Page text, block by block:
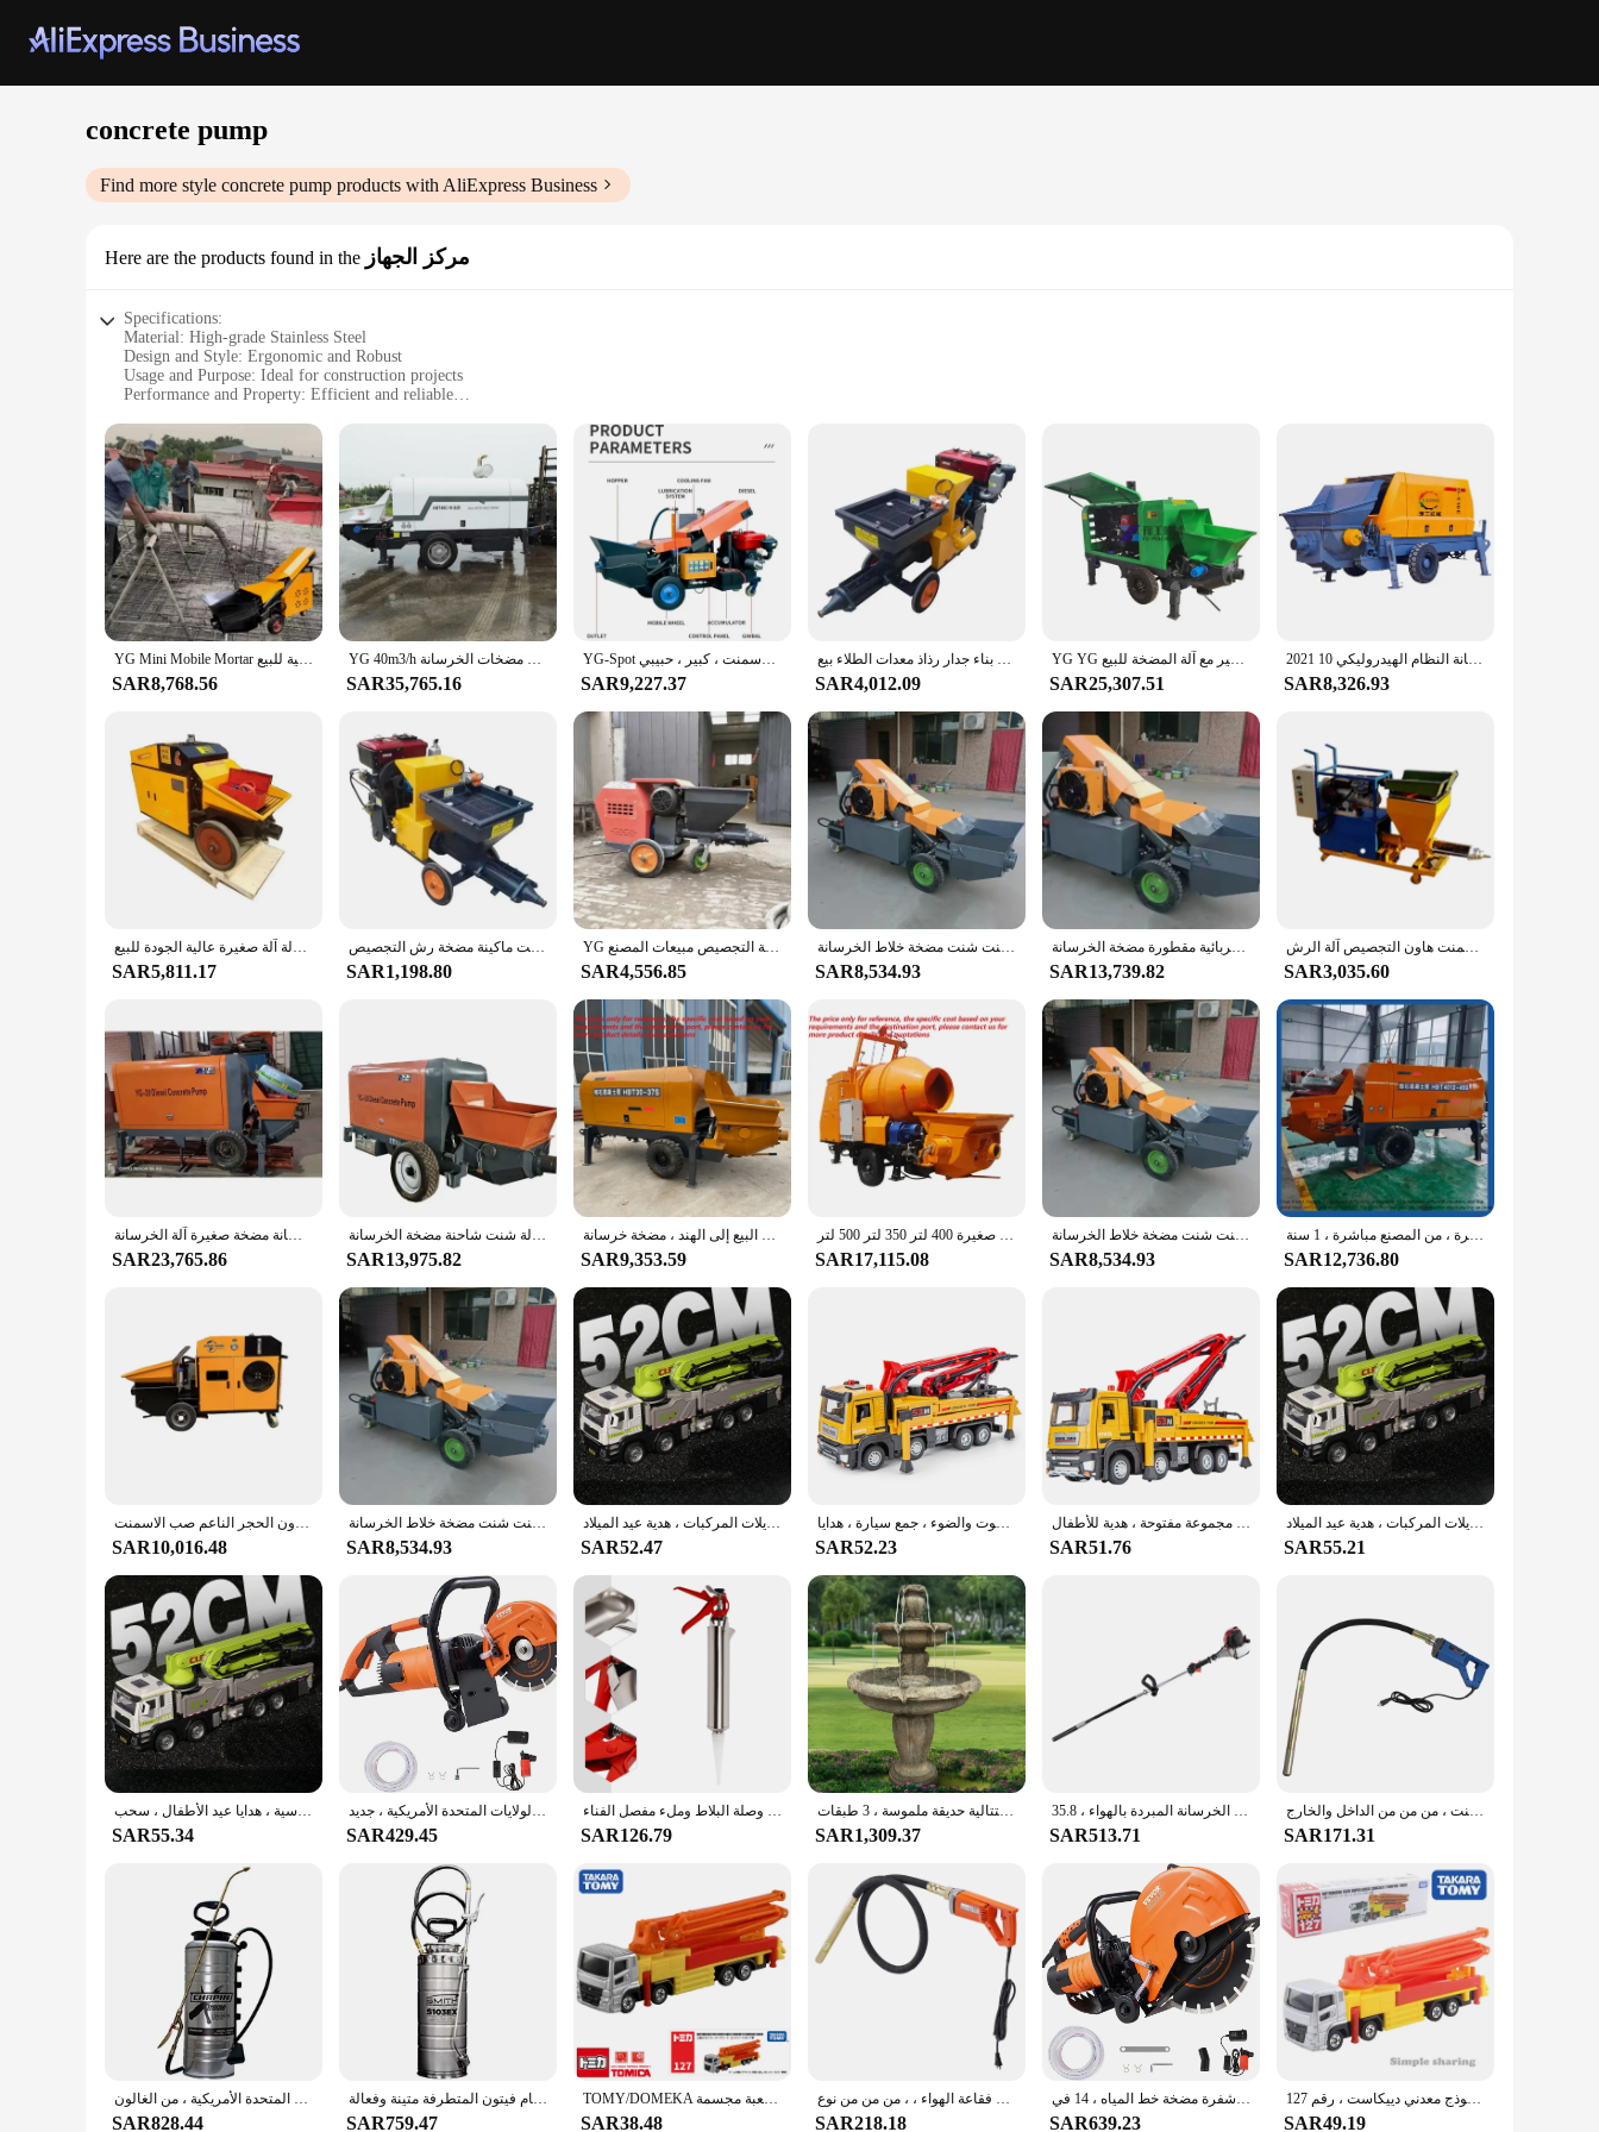
concrete pump
Find more style concrete pump products with AliExpress Business
Here are the products found in the مركز الجهاز
Specifications:
Material: High-grade Stainless Steel
Design and Style: Ergonomic and Robust
Usage and Purpose: Ideal for construction projects
Performance and Property: Efficient and reliable
Typical Adaptive Scenario: Suitable for various construction sites
Features:
|Wholesale|
**Unmatched Durability and Performance**
Crafted from high-grade stainless steel, this concrete pump is designed to withstand the rigors of construction environments. Its robust design ensures longevity and reliability, making it an
indispensable tool for professionals in the industry. The pump's performance is unmatched, providing a steady flow of concrete to your projects, ensuring a smooth and efficient construction process.
**Versatile and User-Friendly**
The concrete pump's versatility is evident in its adaptability to various construction scenarios. Whether you're working on a high-rise building, a residential development, or a commercial project, this
pump is engineered to meet your needs. Its user-friendly design allows for easy operation, reducing downtime and increasing productivity. The pump's lightweight and compact structure make it easy
to transport and set up, enhancing your mobility on-site.
This concrete pump comes as a comprehensive set, including all the necessary attachments to get started right away. The set is designed to facilitate quick and efficient concrete placement, ensuring that
your projects are completed on time and within budget. The vendor-supplied sets are carefully curated to meet the demands of professionals, providing the necessary tools for a successful outcome.
With this concrete pump, you're not just investing in a tool; you're investing in a reliable partner for your construction endeavors.
YG Mini Mobile Mortar مضخة الخرسانة سعر كهربائي مضخات الخرسانة الثابتة آلات البناء الهندسية للبيع
SAR8,768.56
YG 40m3/h مضخات الخرسانة مضخة خلاط الخرسانة الأوتوماتيكية الديزل المحمول الهوائية مقطورة البناء مضخات الخرسانة
SAR35,765.16
YG-Spot مضخة خرسانة صغيرة منخفضة التكلفة ، حجر ناعم ، هيكل ملاط ، صب الأسمنت ، كبير ، حبيبي
SAR9,227.37
الصين رائجة البيع مضخة الخرسانة الصغيرة آلة رش هاون الشركة المصنعة سهلة التشغيل بناء جدار رذاذ معدات الطلاء بيع
SAR4,012.09
YG YG خلاط الخرسانة المائل الصغير مع آلة المضخة للبيع
SAR25,307.51
2021 مضخة الخرسانة الديزل أعلى بيع الشركة المصنعة تقدم آلة مضخة الخرسانة النظام الهيدروليكي 10m3/ساعة للفلبين
SAR8,326.93
مصنع أرخص مضخة الخرسانة مضخة الخرسانة المحمولة آلة صغيرة عالية الجودة للبيع
SAR5,811.17
ماكينة رش الأسمنت هاون 220 فولت ماكينة مضخة رش التجصيص
SAR1,198.80
YG رائجة البيع مضخة خرطوم البثق مضخة تمعجية مضخة الخرسانة هاون البخاخ جدار تقديم آلة التجصيص مبيعات المصنع
SAR4,556.85
رائجة البيع محرك الديزل آلة مضخة الخرسانة المعدات الثقيلة مضخة الخرسانة مقطورة محمولة الاسمنت شنت مضخة خلاط الخرسانة
SAR8,534.93
المحمول الكهربائية مقطورة مضخة الخرسانة ، YG-10 معدات البناء ، خلاط مع مضخة ، الأكثر مبيعا
SAR13,739.82
الكهربائية هاون الخرسانة رش ضخ هاون رذاذ الجص تجسيد آلة الاسمنت هاون التجصيص آلة الرش
SAR3,035.60
المهنية الذاتي تحميل آلة البناء المحمولة ضخ الخرسانة ضخ الخرسانة مضخة صغيرة آلة الخرسانة
SAR23,765.86
ألمانيا 60 متر الأنابيب الأفقية مضخة صغيرة مضخة الخرسانة للبيع يعمل مع خلاط الخرسانة المحمولة شنت شاحنة مضخة الخرسانة
SAR13,975.82
من المصنع مباشرة خلاط صغير ديزل ، طاقة وتعدين ، بسعر البيع إلى الهند ، مضخة خرسانة
SAR9,353.59
ماكينة خلط الخرسانة المحمولة لمحرك الديزل مع مضخة صغيرة 400 لتر 350 لتر 500 لتر
SAR17,115.08
رائجة البيع محرك الديزل آلة مضخة الخرسانة المعدات الثقيلة مضخة الخرسانة مقطورة محمولة الاسمنت شنت مضخة خلاط الخرسانة
SAR8,534.93
ماكينة ضخ الأسمنت المتنقلة ، مضخات ديزل صغيرة ، من المصنع مباشرة ، 1 سنة
SAR12,736.80
الشركات المصنعة توريد مضخة توصيل الخرسانة الحجرية الدقيقة آلة حشو الخرسانة هيكل هاون الحجر الناعم صب الاسمنت
SAR10,016.48
رائجة البيع محرك الديزل آلة مضخة الخرسانة المعدات الثقيلة مضخة الخرسانة مقطورة محمولة الاسمنت شنت مضخة خلاط الخرسانة
SAR8,534.93
نموذج لعبة سيارة بمضخة خرسانية ، سبيكة دييكاستينغ مع الصوت والضوء ، يمكن فتح باب السيارة ، موديلات المركبات ، هدية عيد الميلاد ،
SAR52.47
نموذج لعبة مضخة إسمنتية للأولاد ، شاحنة سبيكة دييكاست ، مركبة بالصوت والضوء ، جمع سيارة ، هدايا ،
SAR52.23
لعبة شاحنة مضخة إسمنتية ، نموذج مركبة هندسية معدنية ، أبواب صوت وإضاءة ، مجموعة مفتوحة ، هدية للأطفال ،
SAR51.76
نموذج لعبة سيارة بمضخة خرسانية ، سبيكة دييكاستينغ مع الصوت والضوء ، يمكن فتح باب السيارة ، موديلات المركبات ، هدية عيد الميلاد ،
SAR55.21
لعبة شاحنة إطفاء بمضخة خرسانة ، هيكل سبيكة ، ظهر ، رذاذ ماء ، مركبة هندسية ، هدايا عيد الأطفال ، سحب
SAR55.34
منشار خرسانة كهربائي ، منشار دائري للمحرك ، قاطع ، قرص مبلل ، خط مياه ، مضخة وشفرة ، 16 في ، أو دبليو ، 15 أ ، الولايات المتحدة الأمريكية ، جديد
SAR429.45
مسدس الجص للملاط، اضغط على مضخة الملاط اليدوية، بخاخ مشترك حقنة الخرسانة لملء وصلة البلاط وملء مفصل الفناء
SAR126.79
في الهواء الطلق نافورات المياه الأرضية مع مضخة كهربائية غاطسة ، المتتالية حديقة ملموسة ، 3 طبقات
SAR1,309.37
آلة اهتزاز الخرسانة المبردة بالهواء ، 35.8CC ، 4Stroke ، طاقة الغاز ، أداة محمولة
SAR513.71
أداة هزازة للخرسانة تعمل بالكهرباء ، خرطوم بناء الإسمنتي عالي الجودة لإزالة الفقاعات الهوائية ، من من من الأسمنت ، من من من الداخل والخارج
SAR171.31
بخاخ خرسانة من الفولاذ المقاوم للصدأ بمضخة نحاسية ، وفوهة عصا ، وأختام ومكونات صناعية إكستريم ، مصنوعة في الولايات المتحدة الأمريكية ، من الغالون
SAR828.44
بخاخ خرسانة من الفولاذ المقاوم للصدأ مع أختام فيتون المتطرفة متينة وفعالة
SAR759.47
TOMY/DOMEKA رقم 127 ميتسوبيشي الصناعة الثقيلة هندسة الخرسانة مضخة شاحنة سبيكة محاكاة لعبة مجسمة
SAR38.48
أداة هزازة كهربائية للخرسانة ، قلم رصاص محمول ، هزاز إسمنتي ، إزالة فقاعة الهواء ، ، من من من نوع VPM ، من من نوع ww
SAR218.18
قاطع منشار دائري كهربائي خرساني ، 5 في عمق القطع ، قرص رطب وجاف ، يشمل شفرة مضخة خط المياه ، 14 في
SAR639.23
تاكارا تومي-نوع طويل توميكا ميتسوبيشي فوسو ، مضخة خرسانة كبيرة للغاية ، مركبة بمحرك من سبيكة شاحنة ، نموذج معدني دييكاست ، رقم 127
SAR49.19